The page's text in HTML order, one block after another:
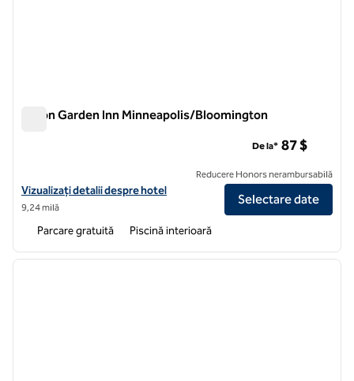
Hilton Garden Inn Minneapolis/Bloomington
Vizualizați detaliile hotelului Hilton Garden Inn Minneapolis/
Vizualizați detalii despre hotel
9,24 milă
De la* 87 $
Reducere Honors nerambursabilă
Selectare date
Parcare gratuită Piscină interioară
1 din 12